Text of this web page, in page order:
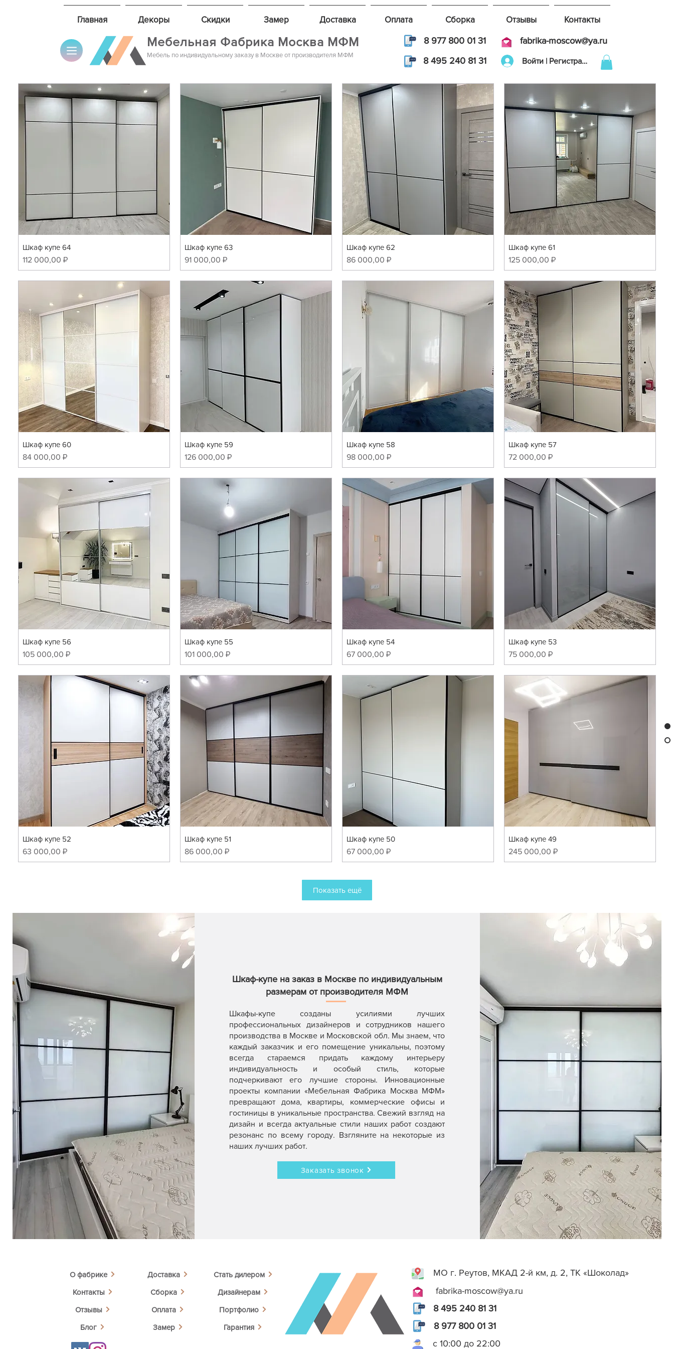
Главная Декоры Скидки Замер Доставка Оплата Сборка Отзывы Контакты
Мебельная Фабрика Москва МФМ
Мебель по индивидуальному заказу в Москве от производителя МФМ
8 977 800 01 31
fabrika-moscow@ya.ru
8 495 240 81 31
Войти | Регистрация
Шкаф купе 64
Цена
112 000,00 ₽
Шкаф купе 63
Цена
91 000,00 ₽
Шкаф купе 62
Цена
86 000,00 ₽
Шкаф купе 61
Цена
125 000,00 ₽
Шкаф купе 60
Цена
84 000,00 ₽
Шкаф купе 59
Цена
126 000,00 ₽
Шкаф купе 58
Цена
98 000,00 ₽
Шкаф купе 57
Цена
72 000,00 ₽
Шкаф купе 56
Цена
105 000,00 ₽
Шкаф купе 55
Цена
101 000,00 ₽
Шкаф купе 54
Цена
67 000,00 ₽
Шкаф купе 53
Цена
75 000,00 ₽
Шкаф купе 52
Цена
63 000,00 ₽
Шкаф купе 51
Цена
86 000,00 ₽
Шкаф купе 50
Цена
67 000,00 ₽
Шкаф купе 49
Цена
245 000,00 ₽
Показать ещё
Шкаф-купе на заказ в Москве по индивидуальным
размерам от производителя МФМ
Шкафы-купе созданы усилиями лучших
профессиональных дизайнеров и сотрудников нашего
производства в Москве и Московской обл. Мы знаем, что
каждый заказчик и его помещение уникальны, поэтому
всегда стараемся придать каждому интерьеру
индивидуальность и особый стиль, которые
подчеркивают его лучшие стороны. Инновационные
проекты компании «Мебельная Фабрика Москва МФМ»
превращают дома, квартиры, коммерческие офисы и
гостиницы в уникальные пространства. Свежий взгляд на
дизайн и всегда актуальные стили наших работ создают
резонанс по всему городу. Взгляните на некоторые из
наших лучших работ.
Заказать звонок
О фабрике
Контакты
Отзывы
Блог
Доставка
Сборка
Оплата
Замер
Стать дилером
Дизайнерам
Портфолио
Гарантия
МО г. Реутов, МКАД 2-й км, д. 2, ТК «Шоколад»
fabrika-moscow@ya.ru
8 495 240 81 31
8 977 800 01 31
с 10:00 до 22:00